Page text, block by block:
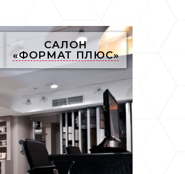
САЛОН
«ФОРМАТ ПЛЮС»